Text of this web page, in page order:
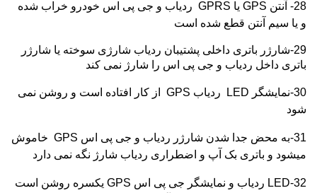
28- آنتن GPS یا GPRS ردیاب و جی پی اس خودرو خراب شده
و یا سیم آنتن قطع شده است
29-شارژر باتری داخلی پشتیبان ردیاب شارژی سوخته یا شارژر
باتری داخل ردیاب و جی پی اس را شارژ نمی کند
30-نمایشگر LED ردیاب GPS
از کار افتاده است و روشن نمی
شود
31-به محض جدا شدن شارژر ردیاب و جی پی اس GPS خاموش
میشود و باتری بک آپ و اضطراری ردیاب شارژ نگه نمی دارد
32-
LED ردیاب و نمایشگر جی پی اس GPS یکسره روشن است